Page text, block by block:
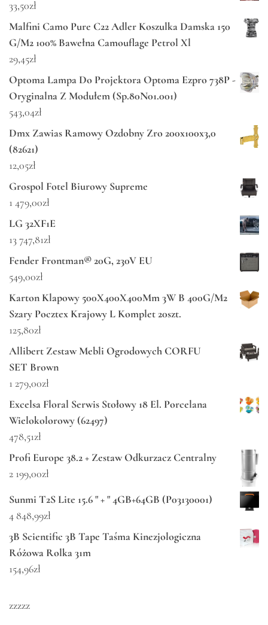
33,50zł
Malfini Camo Pure C22 Adler Koszulka Damska 150
G/M2 100% Bawełna Camouflage Petrol Xl
29,45zł
Optoma Lampa Do Projektora Optoma Ezpro 738P -
Oryginalna Z Modułem (Sp.80N01.001)
543,04zł
Dmx Zawias Ramowy Ozdobny Zro 200x100x3,0
(82621)
12,05zł
Grospol Fotel Biurowy Supreme
1 479,00zł
LG 32XF1E
13 747,81zł
Fender Frontman® 20G, 230V EU
549,00zł
Karton Klapowy 500X400X400Mm 3W B 400G/M2
Szary Pocztex Krajowy L Komplet 20szt.
125,80zł
Allibert Zestaw Mebli Ogrodowych CORFU
SET Brown
1 279,00zł
Excelsa Floral Serwis Stołowy 18 El. Porcelana
Wielokolorowy (62497)
478,51zł
Profi Europe 38.2 + Zestaw Odkurzacz Centralny
2 199,00zł
Sunmi T2S Lite 15.6 " + " 4GB+64GB (P03130001)
4 848,99zł
3B Scientific 3B Tape Taśma Kinezjologiczna
Różowa Rolka 31m
154,96zł
zzzzz